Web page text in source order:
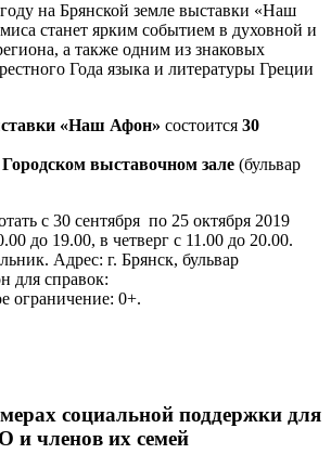
на Брянской земле выставки «Наш
станет ярким событием в духовной и
а также одним из знаковых
Года языка и литературы Греции
«Наш Афон» состоится 30
выставочном зале (бульвар
с 30 сентября по 25 октября 2019
до 19.00, в четверг с 11.00 до 20.00.
Адрес: г. Брянск, бульвар
для справок:
ограничение: 0+.
социальной поддержки для
и членов их семей